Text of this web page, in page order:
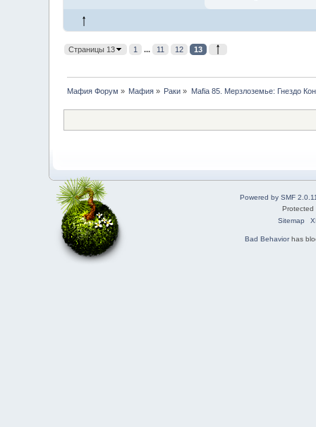
Страницы 13 1 ... 11 12 13
Мафия Форум » Мафия » Раки » Mafia 85. Мерзлоземье: Гнездо
Powered by SMF
Sitemap
Bad Behaviorhas